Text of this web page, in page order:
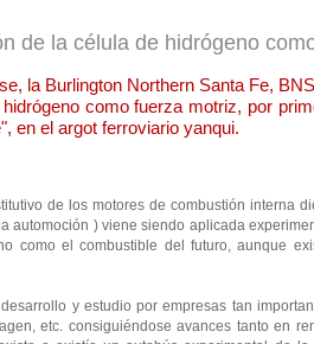
de la célula de hidrógeno
la Burlington Northern Santa Fe,
como fuerza motriz, por
en el argot ferroviario yanqui.
de los motores de combustión interna
automoción ) viene siendo aplicada
como el combustible del futuro, aunque
y estudio por empresas tan
etc. consiguiéndose avances tanto en